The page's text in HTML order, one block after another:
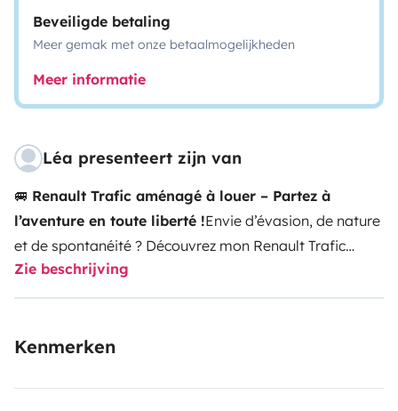
Beveiligde betaling
Meer gemak met onze betaalmogelijkheden
Meer informatie
Léa presenteert zijn van
🚐 Renault Trafic aménagé à louer – Partez à
l’aventure en toute liberté !Envie d’évasion, de nature
et de spontanéité ? Découvrez mon Renault Trafic
aménagé, prêt à vous accompagner pour des
escapades inoubliables, que ce soit le temps d’un
Caractéristiques
Zie beschrijving
Kenmerken